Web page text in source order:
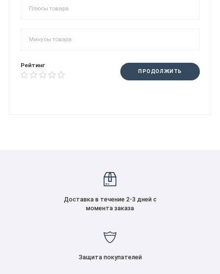
Рейтинг
ПРОДОЛЖИТЬ
Доставка в течение 2-3 дней с
момента заказа
Защита покупателей